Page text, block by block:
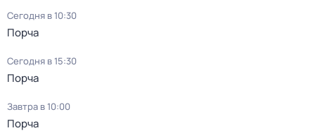
Сегодня в 10:30
Порча
Сегодня в 15:30
Порча
Завтра в 10:00
Порча